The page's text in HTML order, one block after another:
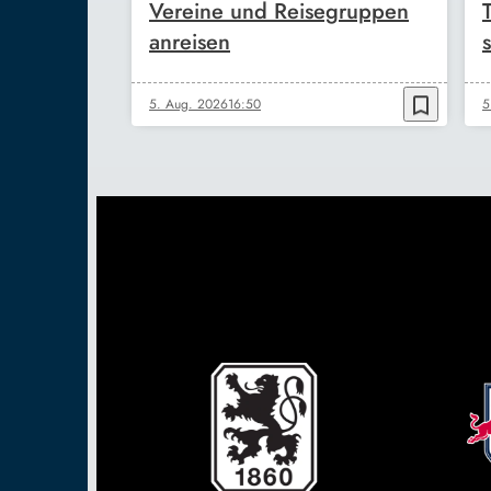
Vereine und Reisegruppen
anreisen
5. Aug. 202616:50 bookmark_border